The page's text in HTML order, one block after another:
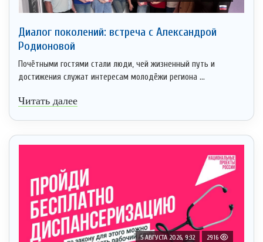
Диалог поколений: встреча с Александрой
Родионовой
Почётными гостями стали люди, чей жизненный путь и
достижения служат интересам молодёжи региона ...
Читать далее
5 АВГУСТА 2026, 9:32 2916